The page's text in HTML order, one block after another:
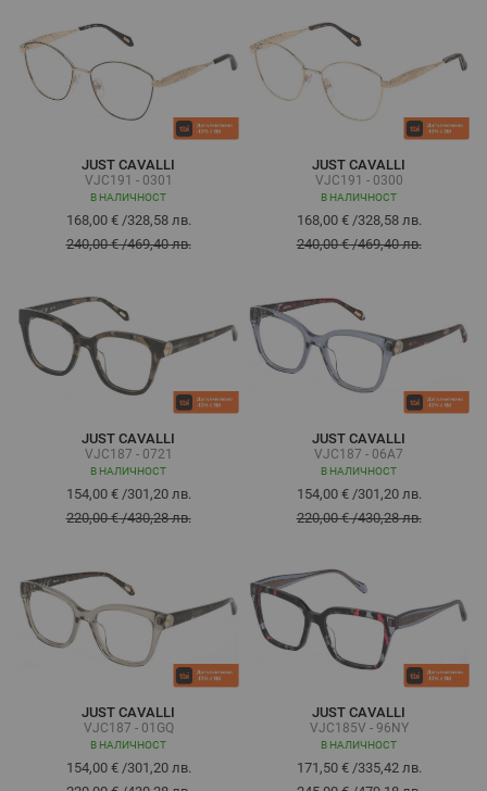
JUST CAVALLI
VJC191 - 0301
В НАЛИЧНОСТ
168,00 €/328,58 лв.
240,00 €/469,40 лв.
JUST CAVALLI
VJC191 - 0300
В НАЛИЧНОСТ
168,00 €/328,58 лв.
240,00 €/469,40 лв.
JUST CAVALLI
VJC187 - 0721
В НАЛИЧНОСТ
154,00 €/301,20 лв.
220,00 €/430,28 лв.
JUST CAVALLI
VJC187 - 06A7
В НАЛИЧНОСТ
154,00 €/301,20 лв.
220,00 €/430,28 лв.
JUST CAVALLI
VJC187 - 01GQ
В НАЛИЧНОСТ
154,00 €/301,20 лв.
JUST CAVALLI
VJC185V - 96NY
В НАЛИЧНОСТ
171,50 €/335,42 лв.